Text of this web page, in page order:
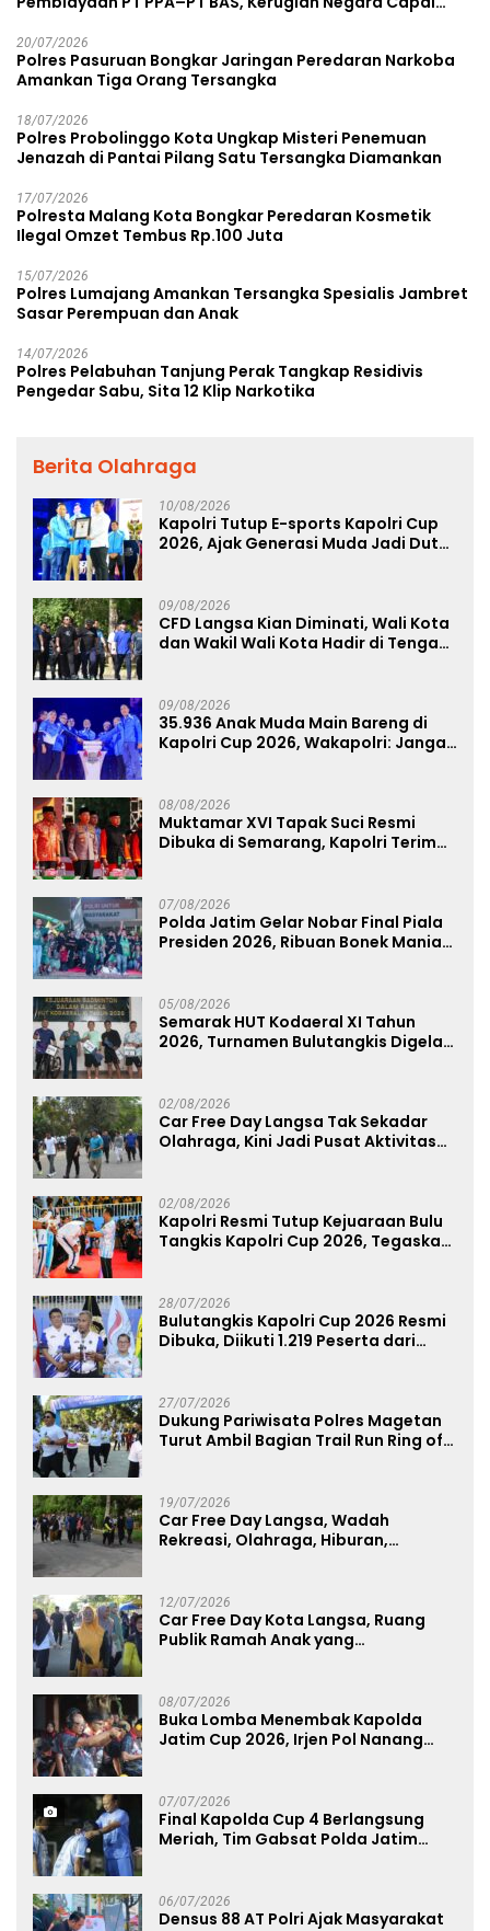
20/07/2026
Polres Pasuruan Bongkar Jaringan Peredaran Narkoba
Amankan Tiga Orang Tersangka
18/07/2026
Polres Probolinggo Kota Ungkap Misteri Penemuan
Jenazah di Pantai Pilang Satu Tersangka Diamankan
17/07/2026
Polresta Malang Kota Bongkar Peredaran Kosmetik
Ilegal Omzet Tembus Rp.100 Juta
15/07/2026
Polres Lumajang Amankan Tersangka Spesialis Jambret
Sasar Perempuan dan Anak
14/07/2026
Polres Pelabuhan Tanjung Perak Tangkap Residivis
Pengedar Sabu, Sita 12 Klip Narkotika
Berita Olahraga
10/08/2026
Kapolri Tutup E-sports Kapolri Cup
2026, Ajak Generasi Muda Jadi Duta
09/08/2026
CFD Langsa Kian Diminati, Wali Kota
dan Wakil Wali Kota Hadir di Tengah
09/08/2026
35.936 Anak Muda Main Bareng di
Kapolri Cup 2026, Wakapolri: Jangan
08/08/2026
Muktamar XVI Tapak Suci Resmi
Dibuka di Semarang, Kapolri Terima
07/08/2026
Polda Jatim Gelar Nobar Final Piala
Presiden 2026, Ribuan Bonek Mania
05/08/2026
Semarak HUT Kodaeral XI Tahun
2026, Turnamen Bulutangkis Digelar
02/08/2026
Car Free Day Langsa Tak Sekadar
Olahraga, Kini Jadi Pusat Aktivitas
02/08/2026
Kapolri Resmi Tutup Kejuaraan Bulu
Tangkis Kapolri Cup 2026, Tegaskan
28/07/2026
Bulutangkis Kapolri Cup 2026 Resmi
Dibuka, Diikuti 1.219 Peserta dari
27/07/2026
Dukung Pariwisata Polres Magetan
Turut Ambil Bagian Trail Run Ring of
19/07/2026
Car Free Day Langsa, Wadah
Rekreasi, Olahraga, Hiburan,
12/07/2026
Car Free Day Kota Langsa, Ruang
Publik Ramah Anak yang
08/07/2026
Buka Lomba Menembak Kapolda
Jatim Cup 2026, Irjen Pol Nanang
07/07/2026
Final Kapolda Cup 4 Berlangsung
Meriah, Tim Gabsat Polda Jatim
06/07/2026
Densus 88 AT Polri Ajak Masyarakat